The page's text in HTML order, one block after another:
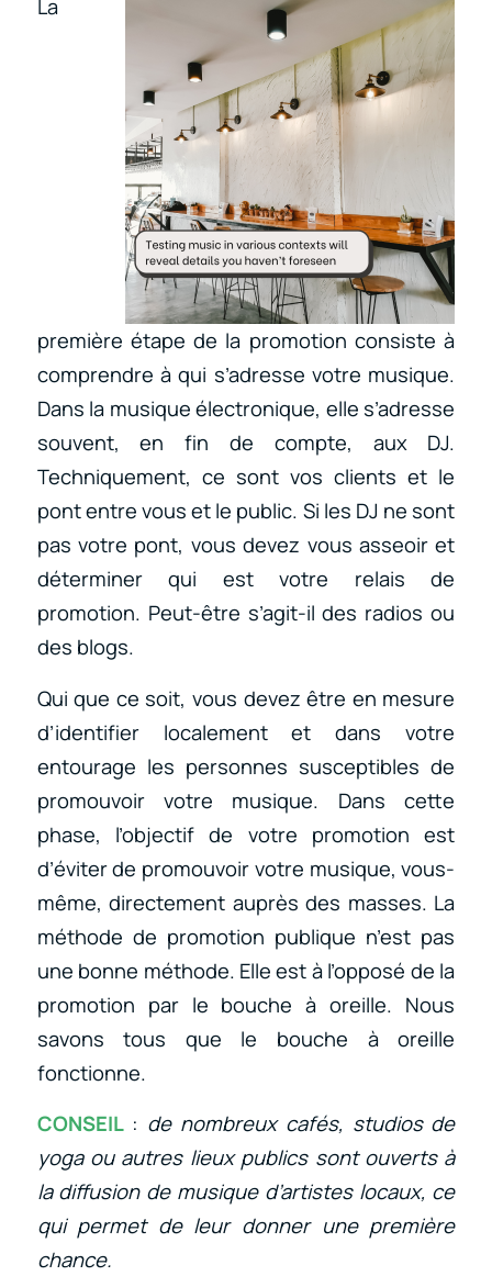
La
première étape de la promotion consiste à
comprendre à qui s’adresse votre musique.
Dans la musique électronique, elle s’adresse
souvent, en fin de compte, aux DJ.
Techniquement, ce sont vos clients et le
pont entre vous et le public. Si les DJ ne sont
pas votre pont, vous devez vous asseoir et
déterminer qui est votre relais de
promotion. Peut-être s’agit-il des radios ou
des blogs.
Qui que ce soit, vous devez être en mesure
d’identifier localement et dans votre
entourage les personnes susceptibles de
promouvoir votre musique. Dans cette
phase, l’objectif de votre promotion est
d’éviter de promouvoir votre musique, vous-
même, directement auprès des masses. La
méthode de promotion publique n’est pas
une bonne méthode. Elle est à l’opposé de la
promotion par le bouche à oreille. Nous
savons tous que le bouche à oreille
fonctionne.
CONSEIL: de nombreux cafés, studios de
yoga ou autres lieux publics sont ouverts à
la diffusion de musique d’artistes locaux, ce
qui permet de leur donner une première
chance.